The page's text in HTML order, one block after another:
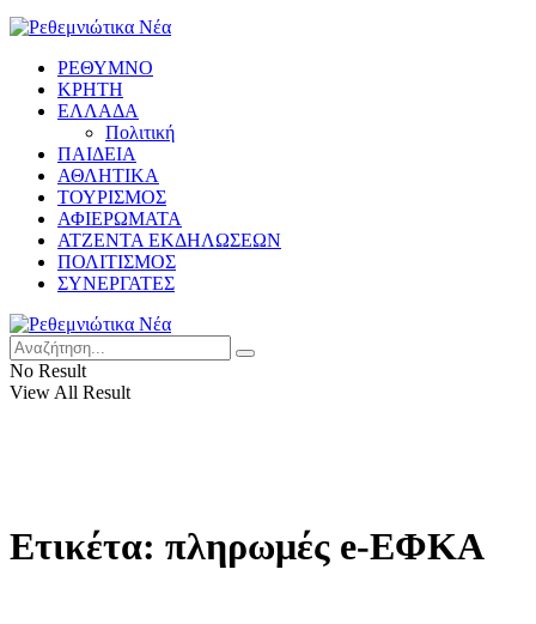
ΡΕΘΥΜΝΟ
ΚΡΗΤΗ
ΕΛΛΑΔΑ
Πολιτική
ΠΑΙΔΕΙΑ
ΑΘΛΗΤΙΚΑ
ΤΟΥΡΙΣΜΟΣ
ΑΦΙΕΡΩΜΑΤΑ
ΑΤΖΕΝΤΑ ΕΚΔΗΛΩΣΕΩΝ
ΠΟΛΙΤΙΣΜΟΣ
ΣΥΝΕΡΓΑΤΕΣ
No Result
View All Result
Ετικέτα: πληρωμές e-ΕΦΚΑ